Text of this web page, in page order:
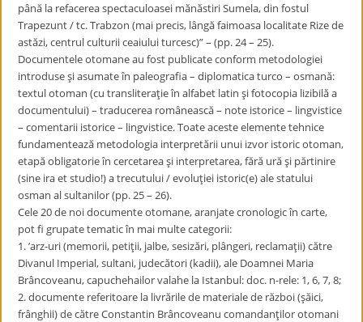
până la refacerea spectaculoasei mănăstiri Sumela, din fostul
Trapezunt / tc. Trabzon (mai precis, lângă faimoasa localitate Rize de
astăzi, centrul culturii ceaiului turcesc)” – (pp. 24 – 25).
​Documentele otomane au fost publicate conform metodologiei
introduse şi asumate în paleografia – diplomatica turco – osmană:
textul otoman (cu transliteraţie în alfabet latin şi fotocopia lizibilă a
documentului) – traducerea românească – note istorice – lingvistice
– comentarii istorice – lingvistice. Toate aceste elemente tehnice
fundamentează metodologia interpretării unui izvor istoric otoman,
etapă obligatorie în cercetarea şi interpretarea, fără ură şi părtinire
(sine ira et studio!) a trecutului / evoluţiei istoric(e) ale statului
osman al sultanilor (pp. 25 – 26).
​Cele 20 de noi documente otomane, aranjate cronologic în carte,
pot fi grupate tematic în mai multe categorii:
1. ’arz-uri (memorii, petiţii, jalbe, sesizări, plângeri, reclamaţii) către
Divanul Imperial, sultani, judecători (kadii), ale Doamnei Maria
Brâncoveanu, capuchehailor valahe la Istanbul: doc. n-rele: 1, 6, 7, 8;
2. documente referitoare la livrările de materiale de război (şăici,
frânghii) de către Constantin Brâncoveanu comandanţilor otomani